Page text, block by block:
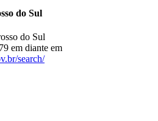
do Sul
do Sul
em diante em
search/